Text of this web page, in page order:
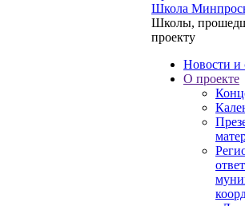
Школа
Школы,
проекту
Новости и
О проекте